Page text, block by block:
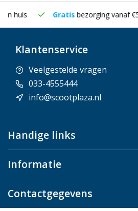
Gratis bezorging vanaf €50
Klantenservice
Veelgestelde vragen
033-4555444
info@scootplaza.nl
Handige links
Informatie
Contactgegevens